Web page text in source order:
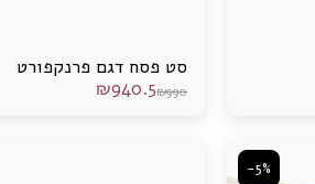
סט פסח דגם פרנקפורט
₪990
₪940.5
-5%